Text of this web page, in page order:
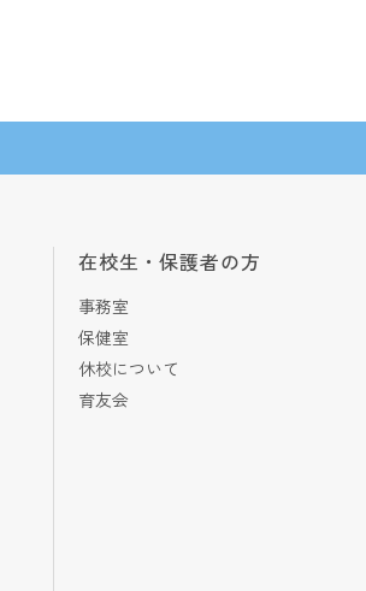
在校生・保護者の方
事務室
保健室
休校について
育友会